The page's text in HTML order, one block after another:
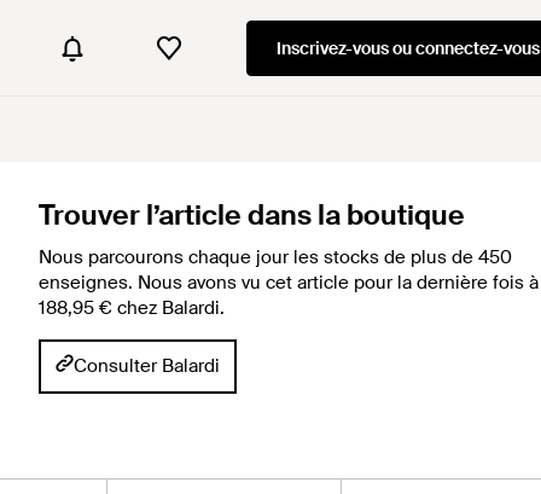
Inscrivez-vous ou connectez-vous
Trouver l’article dans la boutique
Nous parcourons chaque jour les stocks de plus de 450
enseignes. Nous avons vu cet article pour la dernière fois à
188,95 € chez Balardi.
Consulter Balardi